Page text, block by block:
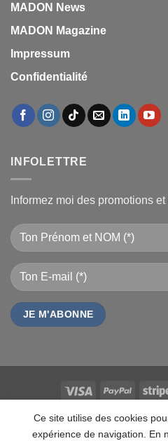
MADON News
MADON Magazine
Impressum
Confidentialité
INFOLETTRE
Informez moi des promotions
Visa PayPal
QUI SOMMES NOUS CONTACT
EN PROMO
ANALYTICS
MDN-SUITE-
Ce site utilise des cookies
expérience de navigation. En